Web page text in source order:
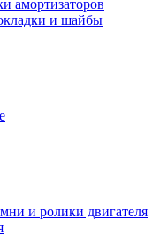
амортизаторов
и шайбы
и ролики двигателя